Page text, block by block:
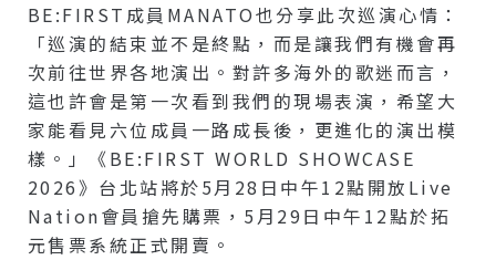
BE:FIRST成員MANATO也分享此次巡演心情：
「巡演的結束並不是終點，而是讓我們有機會再
次前往世界各地演出。對許多海外的歌迷而言，
這也許會是第一次看到我們的現場表演，希望大
家能看見六位成員一路成長後，更進化的演出模
樣。」《BE:FIRST WORLD SHOWCASE
2026》台北站將於5月28日中午12點開放Live
Nation會員搶先購票，5月29日中午12點於拓
元售票系統正式開賣。